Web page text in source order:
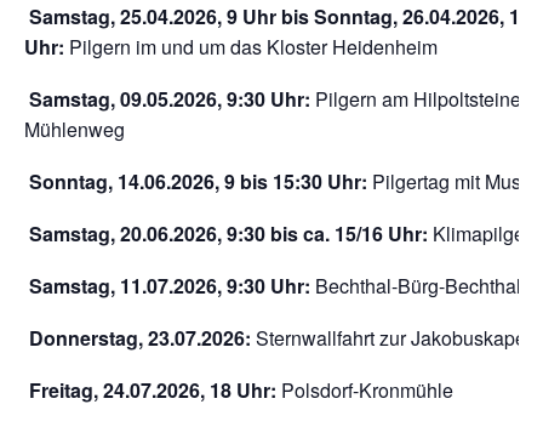
Samstag, 25.04.2026, 9 Uhr bis Sonntag, 26.04.2026, 16
Uhr: Pilgern im und um das Kloster Heidenheim
Samstag, 09.05.2026, 9:30 Uhr: Pilgern am Hilpoltsteiner
Mühlenweg
Sonntag, 14.06.2026, 9 bis 15:30 Uhr: Pilgertag mit Musik
Samstag, 20.06.2026, 9:30 bis ca. 15/16 Uhr: Klimapilgern
Samstag, 11.07.2026, 9:30 Uhr: Bechthal-Bürg-Bechthal
Donnerstag, 23.07.2026: Sternwallfahrt zur
Freitag, 24.07.2026, 18 Uhr: Polsdorf-Kronmühle